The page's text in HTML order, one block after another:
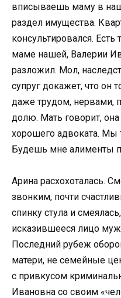
вписываешь маму в
раздел имущества.
консультировался.
маме нашей, Валерии
разложил. Мол,
супруг докажет, что он
даже трудом, нервами,
долю. Мать говорит, она
хорошего адвоката. Мы
Будешь мне алименты
Арина расхохоталась.
звонким, почти
спинку стула и
исказившееся лицо
Последний рубеж
матери, не семейные
с привкусом
Ивановна со своим